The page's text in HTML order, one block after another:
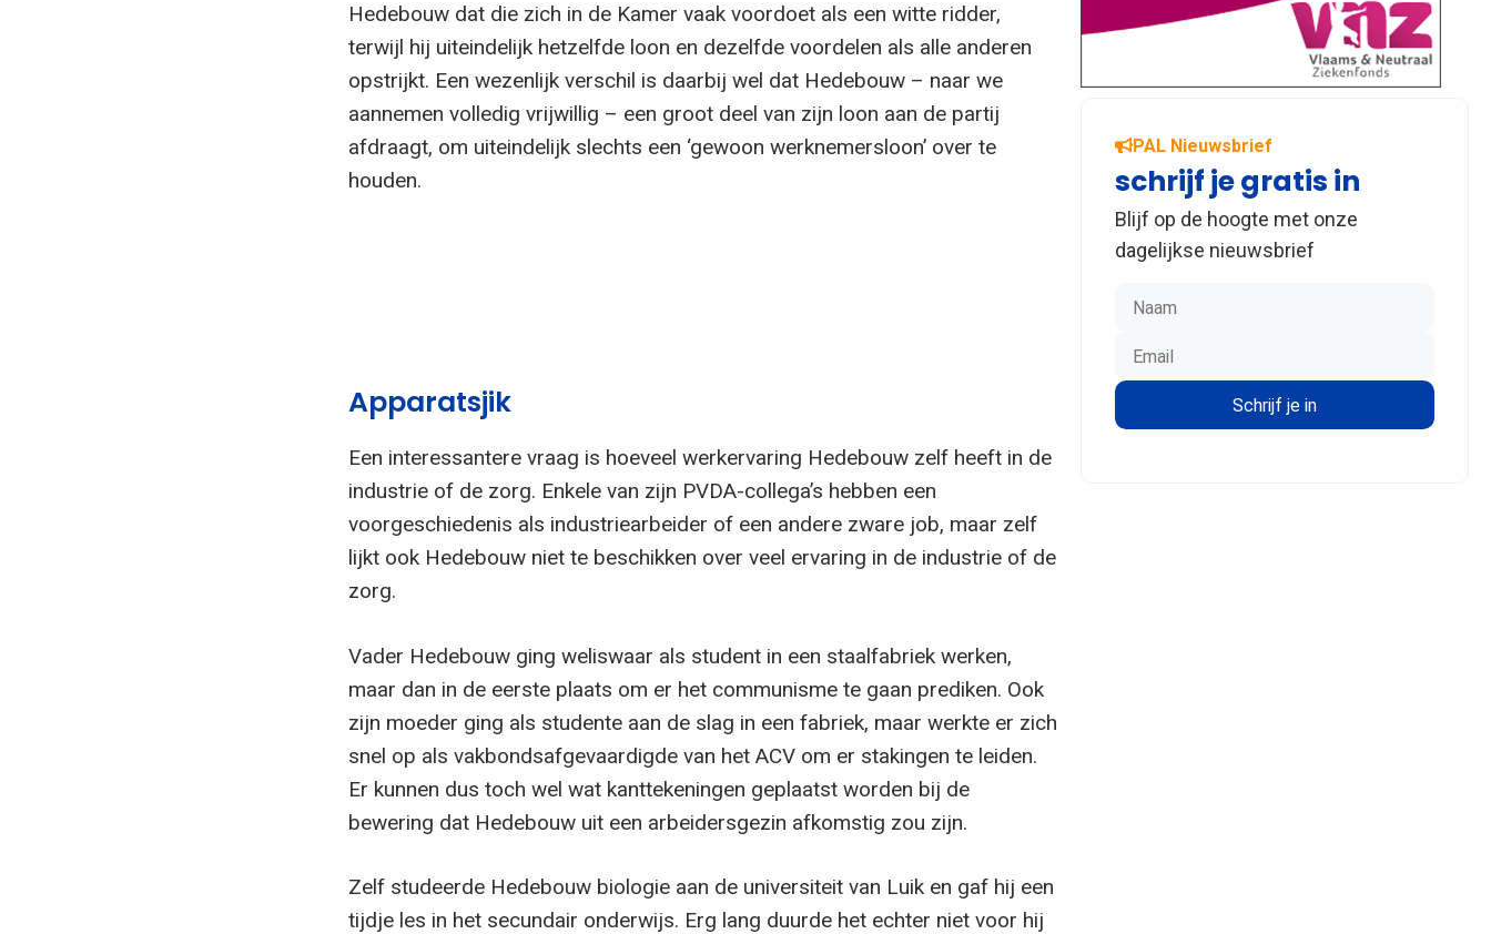
Hedebouw dat die zich in de Kamer vaak voordoet als een witte ridder,
terwijl hij uiteindelijk hetzelfde loon en dezelfde voordelen als alle anderen
opstrijkt. Een wezenlijk verschil is daarbij wel dat Hedebouw – naar we
aannemen volledig vrijwillig – een groot deel van zijn loon aan de partij
afdraagt, om uiteindelijk slechts een ‘gewoon werknemersloon’ over te
houden.
Apparatsjik
Een interessantere vraag is hoeveel werkervaring Hedebouw zelf heeft in de
industrie of de zorg. Enkele van zijn PVDA-collega’s hebben een
voorgeschiedenis als industriearbeider of een andere zware job, maar zelf
lijkt ook Hedebouw niet te beschikken over veel ervaring in de industrie of de
zorg.
Vader Hedebouw ging weliswaar als student in een staalfabriek werken,
maar dan in de eerste plaats om er het communisme te gaan prediken. Ook
zijn moeder ging als studente aan de slag in een fabriek, maar werkte er zich
snel op als vakbondsafgevaardigde van het ACV om er stakingen te leiden.
Er kunnen dus toch wel wat kanttekeningen geplaatst worden bij de
bewering dat Hedebouw uit een arbeidersgezin afkomstig zou zijn.
Zelf studeerde Hedebouw biologie aan de universiteit van Luik en gaf hij een
tijdje les in het secundair onderwijs. Erg lang duurde het echter niet voor hij
PAL Nieuwsbrief
schrijf je gratis in
Blijf op de hoogte met onze
dagelijkse nieuwsbrief